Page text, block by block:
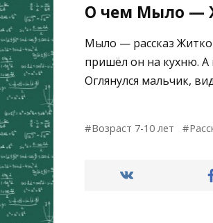
О чем Мыло —
Мыло — рассказ
пришёл он на кухню. А
Оглянулся мальчик,
Возраст 7-10 лет